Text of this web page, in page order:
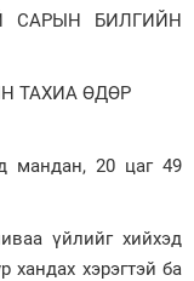
САРЫН БИЛГИЙН
ТАХИА ӨДӨР
мандан, 20 цаг 49
үйлийг хийхэд
хандах хэрэгтэй ба